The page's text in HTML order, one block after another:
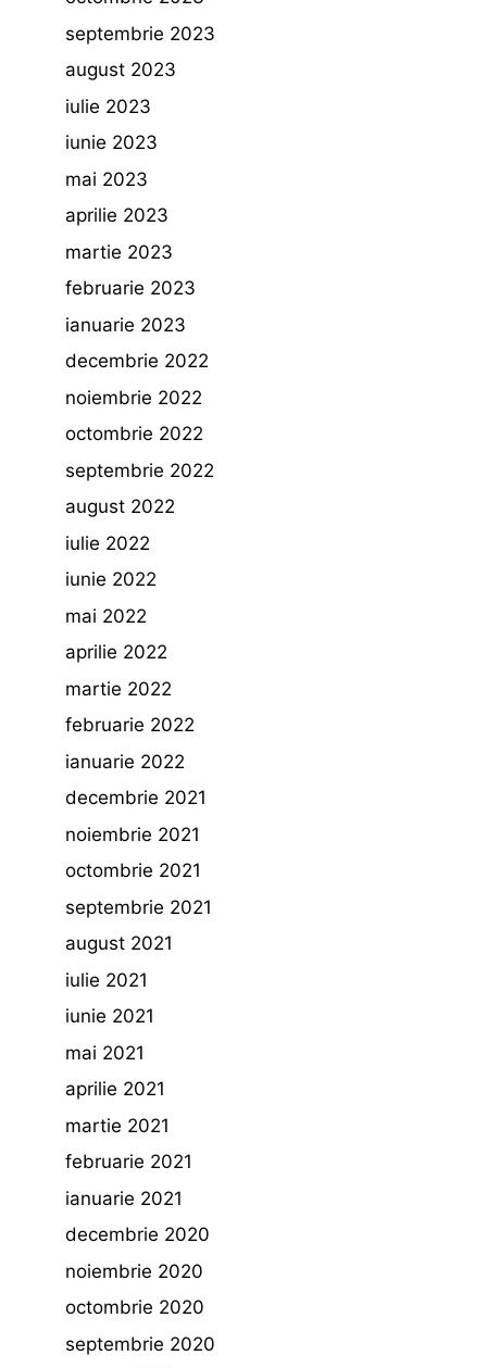
septembrie 2023
august 2023
iulie 2023
iunie 2023
mai 2023
aprilie 2023
martie 2023
februarie 2023
ianuarie 2023
decembrie 2022
noiembrie 2022
octombrie 2022
septembrie 2022
august 2022
iulie 2022
iunie 2022
mai 2022
aprilie 2022
martie 2022
februarie 2022
ianuarie 2022
decembrie 2021
noiembrie 2021
octombrie 2021
septembrie 2021
august 2021
iulie 2021
iunie 2021
mai 2021
aprilie 2021
martie 2021
februarie 2021
ianuarie 2021
decembrie 2020
noiembrie 2020
octombrie 2020
septembrie 2020